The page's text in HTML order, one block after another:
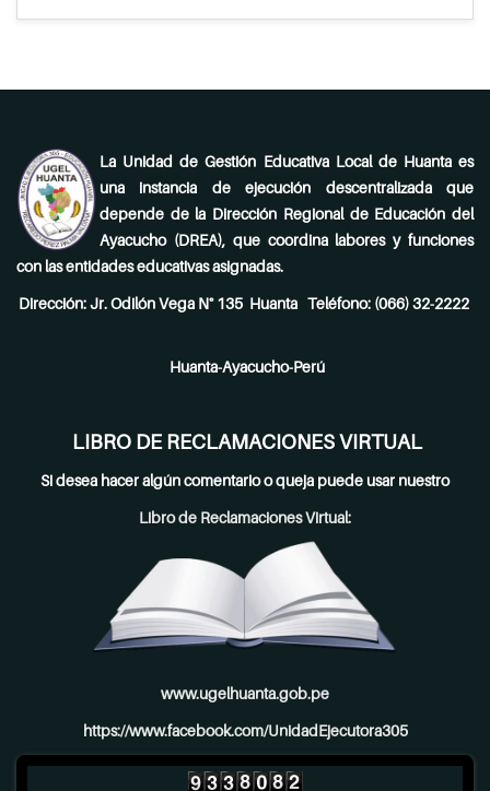
La Unidad de Gestión Educativa Local de Huanta es
una instancia de ejecución descentralizada que
depende de la Dirección Regional de Educación del
Ayacucho (DREA), que coordina labores y funciones
con las entidades educativas asignadas.
Dirección: Jr. Odilón Vega N° 135 Huanta Teléfono: (066) 32-2222
Huanta-Ayacucho-Perú
LIBRO DE RECLAMACIONES VIRTUAL
Si desea hacer algún comentario o queja puede usar nuestro
Libro de Reclamaciones Virtual:
www.ugelhuanta.gob.pe
https://www.facebook.com/UnidadEjecutora305